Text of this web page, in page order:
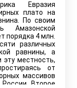
Евразия
плато на
По своим
Амазонской
порядка 4 млн.
различных
равнины, а
эту местность,
от
массивов
Второе